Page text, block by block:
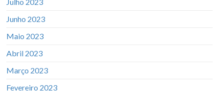
Junho 2023
Maio 2023
Abril 2023
Março 2023
Fevereiro 2023